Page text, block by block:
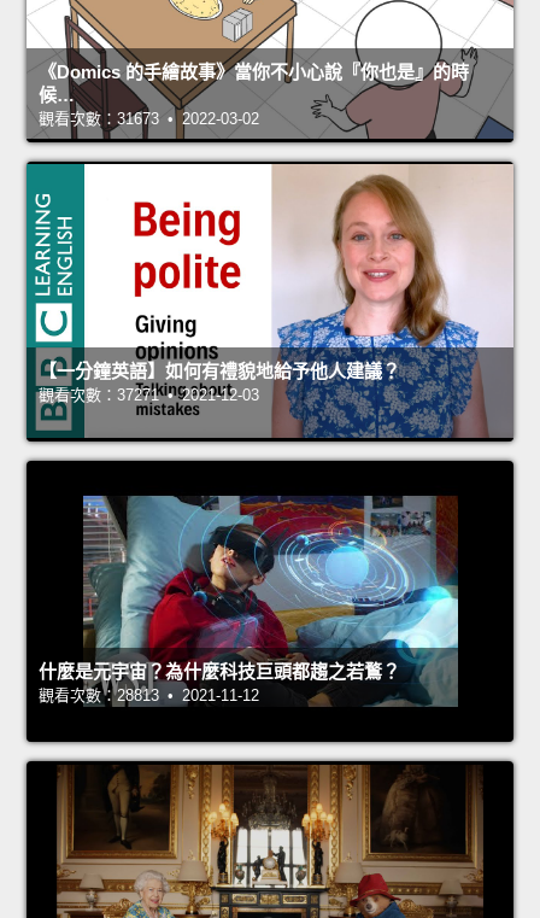
《Domics 的手繪故事》當你不小心說『你也是』的時
候…
觀看次數：31673 • 2022-03-02
【一分鐘英語】如何有禮貌地給予他人建議？
觀看次數：37271 • 2021-12-03
什麼是元宇宙？為什麼科技巨頭都趨之若鶩？
觀看次數：28813 • 2021-11-12